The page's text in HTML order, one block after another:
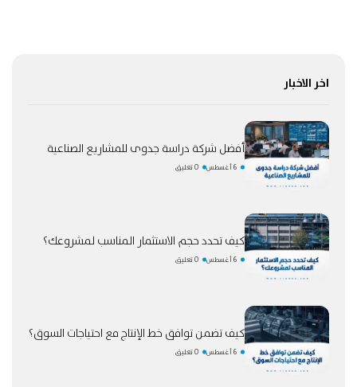
اخر الاخبار
أفضل شركة دراسة جدوى للمشاريع الصناعية
6 أغسطس 0 تعليق
كيف تحدد حجم الاستثمار المناسب لمشروعك؟
6 أغسطس 0 تعليق
كيف تضمن توافق خط الإنتاج مع احتياجات السوق؟
6 أغسطس 0 تعليق